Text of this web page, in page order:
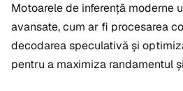
Motoarele de inferență moderne
avansate, cum ar fi procesarea
decodarea speculativă și
pentru a maximiza randamentul